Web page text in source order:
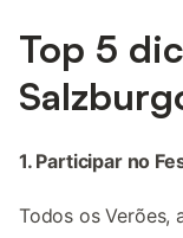
Top 5
1. Participar no
Todos os Verões,